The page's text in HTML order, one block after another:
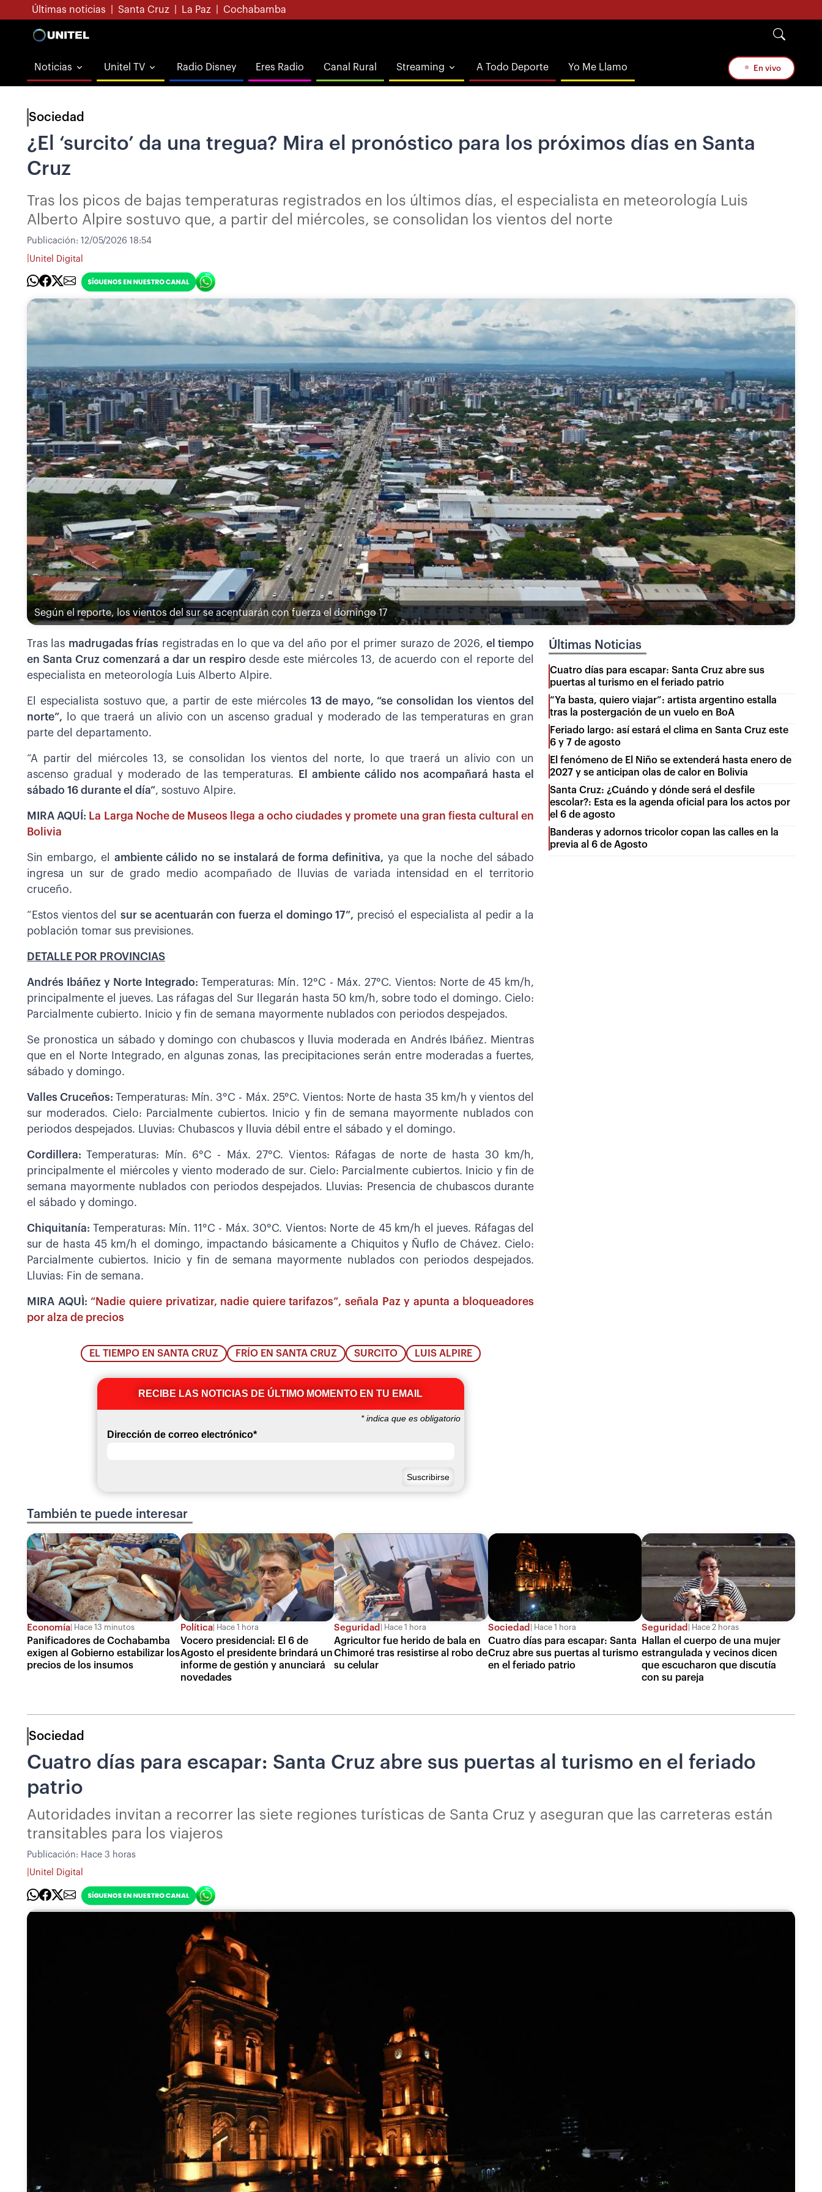
Últimas noticias Santa Cruz La Paz Cochabamba
Noticias Unitel TV Radio Disney Eres Radio Canal Rural Streaming A Todo Deporte Yo Me Llamo En vivo
Sociedad
¿El ‘surcito’ da una tregua? Mira el pronóstico para los próximos días en Santa
Cruz
Tras los picos de bajas temperaturas registrados en los últimos días, el especialista en meteorología Luis
Alberto Alpire sostuvo que, a partir del miércoles, se consolidan los vientos del norte
Publicación: 12/05/2026 18:54
Unitel Digital
Según el reporte, los vientos del sur se acentuarán con fuerza el domingo 17
Tras las madrugadas frías registradas en lo que va del año por el primer surazo de 2026, el tiempo
en Santa Cruz comenzará a dar un respiro desde este miércoles 13, de acuerdo con el reporte del
especialista en meteorología Luis Alberto Alpire.
El especialista sostuvo que, a partir de este miércoles 13 de mayo, “se consolidan los vientos del
norte”, lo que traerá un alivio con un ascenso gradual y moderado de las temperaturas en gran
parte del departamento.
“A partir del miércoles 13, se consolidan los vientos del norte, lo que traerá un alivio con un
ascenso gradual y moderado de las temperaturas.
El ambiente cálido nos acompañará hasta el
sábado 16 durante el día”, sostuvo Alpire.
MIRA AQUÍ: La Larga Noche de Museos llega a ocho ciudades y promete una gran fiesta cultural en
Bolivia
Sin embargo, el ambiente cálido no se instalará de forma definitiva, ya que la noche del sábado
ingresa un sur de grado medio acompañado de lluvias de variada intensidad en el territorio
cruceño.
“Estos vientos delsur se acentuarán con fuerza el domingo 17”, precisó el especialista al pedir a la
población tomar sus previsiones.
DETALLE POR PROVINCIAS
Andrés Ibáñez y Norte Integrado: Temperaturas: Mín. 12°C - Máx. 27°C. Vientos: Norte de 45 km/h,
principalmente el jueves. Las ráfagas del Sur llegarán hasta 50 km/h, sobre todo el domingo. Cielo:
Parcialmente cubierto. Inicio y fin de semana mayormente nublados con periodos despejados.
Se pronostica un sábado y domingo con chubascos y lluvia moderada en Andrés Ibáñez. Mientras
que en el Norte Integrado, en algunas zonas, las precipitaciones serán entre moderadas a fuertes,
sábado y domingo.
Valles Cruceños:Temperaturas: Mín. 3°C - Máx. 25°C. Vientos: Norte de hasta 35 km/h y vientos del
sur moderados. Cielo: Parcialmente cubiertos. Inicio y fin de semana mayormente nublados con
periodos despejados. Lluvias: Chubascos y lluvia débil entre el sábado y el domingo.
Cordillera:Temperaturas: Mín. 6°C - Máx. 27°C. Vientos: Ráfagas de norte de hasta 30 km/h,
principalmente el miércoles y viento moderado de sur. Cielo: Parcialmente cubiertos. Inicio y fin de
semana mayormente nublados con periodos despejados. Lluvias: Presencia de chubascos durante
el sábado y domingo.
Chiquitanía: Temperaturas: Mín. 11°C - Máx. 30°C. Vientos: Norte de 45 km/h el jueves. Ráfagas del
sur de hasta 45 km/h el domingo, impactando básicamente a Chiquitos y Ñuflo de Chávez. Cielo:
Parcialmente cubiertos. Inicio y fin de semana mayormente nublados con periodos despejados.
Lluvias: Fin de semana.
MIRA AQUÌ:“Nadie quiere privatizar, nadie quiere tarifazos”, señala Paz y apunta a bloqueadores
por alza de precios
EL TIEMPO EN SANTA CRUZ FRÍO EN SANTA CRUZ SURCITO LUIS ALPIRE
RECIBE LAS NOTICIAS DE ÚLTIMO MOMENTO EN TU EMAIL
*indica que es obligatorio
Dirección de correo electrónico*
Últimas Noticias
Cuatro días para escapar: Santa Cruz abre sus
puertas al turismo en el feriado patrio
“Ya basta, quiero viajar”: artista argentino estalla
tras la postergación de un vuelo en BoA
Feriado largo: así estará el clima en Santa Cruz este
6 y 7 de agosto
El fenómeno de El Niño se extenderá hasta enero de
2027 y se anticipan olas de calor en Bolivia
Santa Cruz: ¿Cuándo y dónde será el desfile
escolar?: Esta es la agenda oficial para los actos por
el 6 de agosto
Banderas y adornos tricolor copan las calles en la
previa al 6 de Agosto
También te puede interesar
Economía Hace 13 minutos
Panificadores de Cochabamba
exigen al Gobierno estabilizar los
precios de los insumos
Política Hace 1 hora
Vocero presidencial: El 6 de
Agosto el presidente brindará un
informe de gestión y anunciará
novedades
Seguridad Hace 1 hora
Agricultor fue herido de bala en
Chimoré tras resistirse al robo de
su celular
Sociedad Hace 1 hora
Cuatro días para escapar: Santa
Cruz abre sus puertas al turismo
en el feriado patrio
Seguridad Hace 2 horas
Hallan el cuerpo de una mujer
estrangulada y vecinos dicen
que escucharon que discutía
con su pareja
Sociedad
Cuatro días para escapar: Santa Cruz abre sus puertas al turismo en el feriado
patrio
Autoridades invitan a recorrer las siete regiones turísticas de Santa Cruz y aseguran que las carreteras están
transitables para los viajeros
Publicación: Hace 3 horas
Unitel Digital